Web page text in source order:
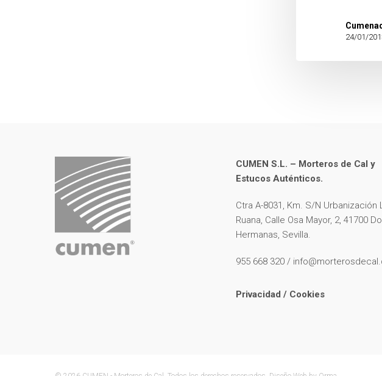
24/01/
CUMEN S.L. – Morteros de Cal y
Estucos Auténticos.
Ctra A-8031, Km. S/N Urbanización
Ruana, Calle Osa Mayor, 2, 41700
Hermanas, Sevilla.
955 668 320 /
Privacidad / Cookies